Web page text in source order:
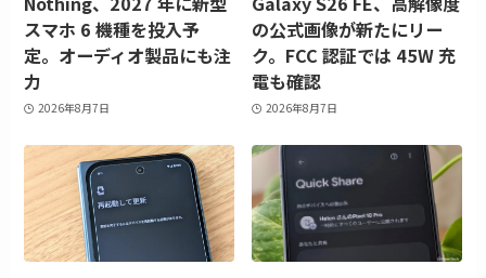
スマホ 6 機種を投入予
定。オーディオ製品にも注
力
2026年8月7日
の公式画像が新たにリー
ク。FCC 認証では 45W 充
電も確認
2026年8月7日